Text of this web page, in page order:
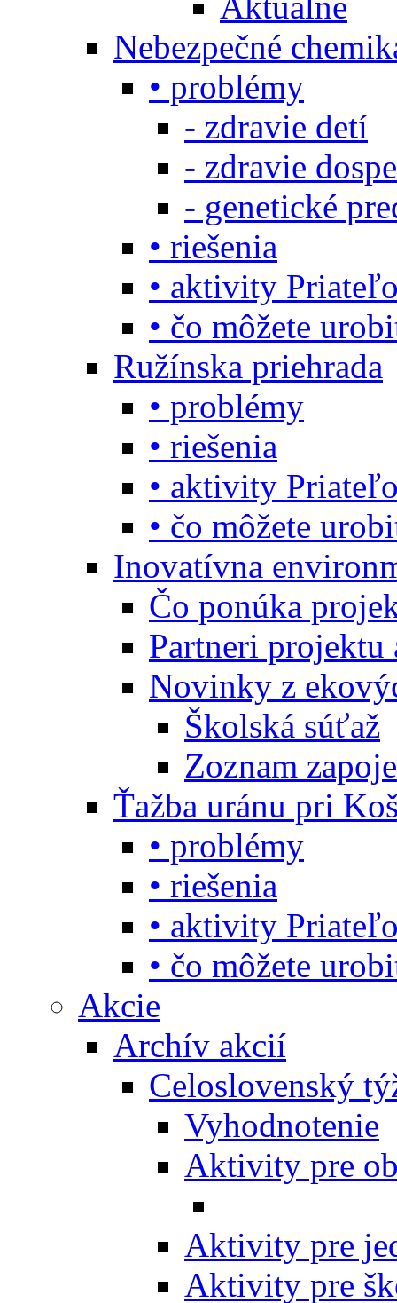
Nebezpečné
• problémy
- zdravie detí
- zdravie
- genetické
• riešenia
• aktivity
• čo môžete
Ružínska priehrada
• problémy
• riešenia
• aktivity
• čo môžete
Inovatívna
Čo ponúka
Partneri projektu
Novinky z
Školská súťaž
Zoznam
Ťažba uránu pri
• problémy
• riešenia
• aktivity
• čo môžete
Akcie
Archív akcií
Celoslovenský
Vyhodnotenie
Aktivity pre
Aktivity pre
Aktivity pre